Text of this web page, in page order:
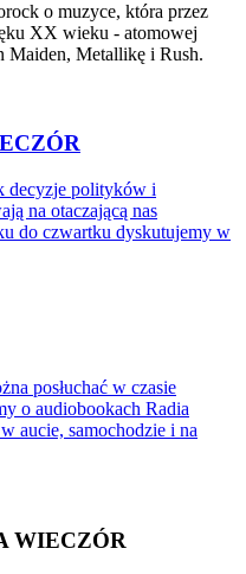
o muzyce, która przez
XX wieku - atomowej
Maiden, Metallikę i Rush.
decyzje polityków i
na otaczającą nas
do czwartku dyskutujemy w
posłuchać w czasie
o audiobookach Radia
aucie, samochodzie i na
WIECZÓR